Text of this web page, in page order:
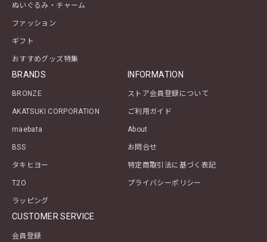
ぬいぐるみ・チャーム
ファッション
ギフト
おすすめグッズ特集
BRANDS
BRONZE
AKATSUKI CORPORATION
maebata
BSS
タキヒヨー
T2O
ラッピング
INFORMATION
ストア会員登録について
ご利用ガイド
About
お問合せ
特定商取引法に基づく表記
プライバシーポリシー
CUSTOMER SERVICE
会員登録